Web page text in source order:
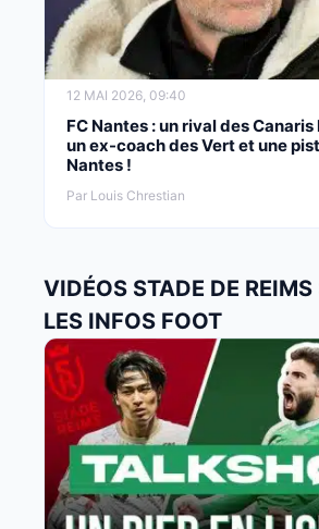
12 MAI 2026, 09:40
FC Nantes : un rival des
un ex-coach des Vert et une
Nantes !
Par Louis Chrestian
VIDÉOS STADE DE
LES INFOS FOOT